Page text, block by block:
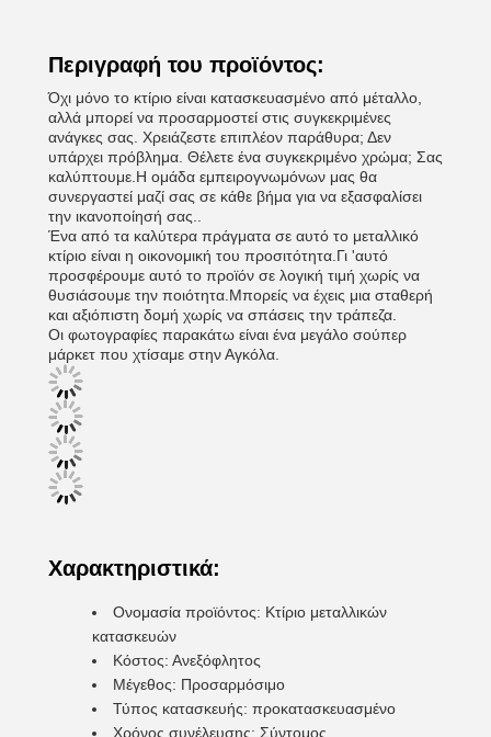
Περιγραφή του προϊόντος:
Όχι μόνο το κτίριο είναι κατασκευασμένο από μέταλλο,
αλλά μπορεί να προσαρμοστεί στις συγκεκριμένες
ανάγκες σας. Χρειάζεστε επιπλέον παράθυρα; Δεν
υπάρχει πρόβλημα. Θέλετε ένα συγκεκριμένο χρώμα; Σας
καλύπτουμε.Η ομάδα εμπειρογνωμόνων μας θα
συνεργαστεί μαζί σας σε κάθε βήμα για να εξασφαλίσει
την ικανοποίησή σας..
Ένα από τα καλύτερα πράγματα σε αυτό το μεταλλικό
κτίριο είναι η οικονομική του προσιτότητα.Γι 'αυτό
προσφέρουμε αυτό το προϊόν σε λογική τιμή χωρίς να
θυσιάσουμε την ποιότητα.Μπορείς να έχεις μια σταθερή
και αξιόπιστη δομή χωρίς να σπάσεις την τράπεζα.
Οι φωτογραφίες παρακάτω είναι ένα μεγάλο σούπερ
μάρκετ που χτίσαμε στην Αγκόλα.
Χαρακτηριστικά:
Ονομασία προϊόντος: Κτίριο μεταλλικών
κατασκευών
Κόστος: Ανεξόφλητος
Μέγεθος: Προσαρμόσιμο
Τύπος κατασκευής: προκατασκευασμένο
Χρόνος συνέλευσης: Σύντομος